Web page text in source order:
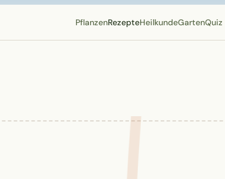
PflanzenRezepteHeilkundeGartenQuiz